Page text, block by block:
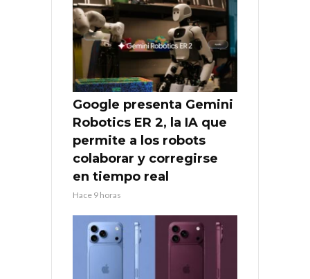
Google presenta Gemini
Robotics ER 2, la IA que
permite a los robots
colaborar y corregirse
en tiempo real
Hace 9 horas